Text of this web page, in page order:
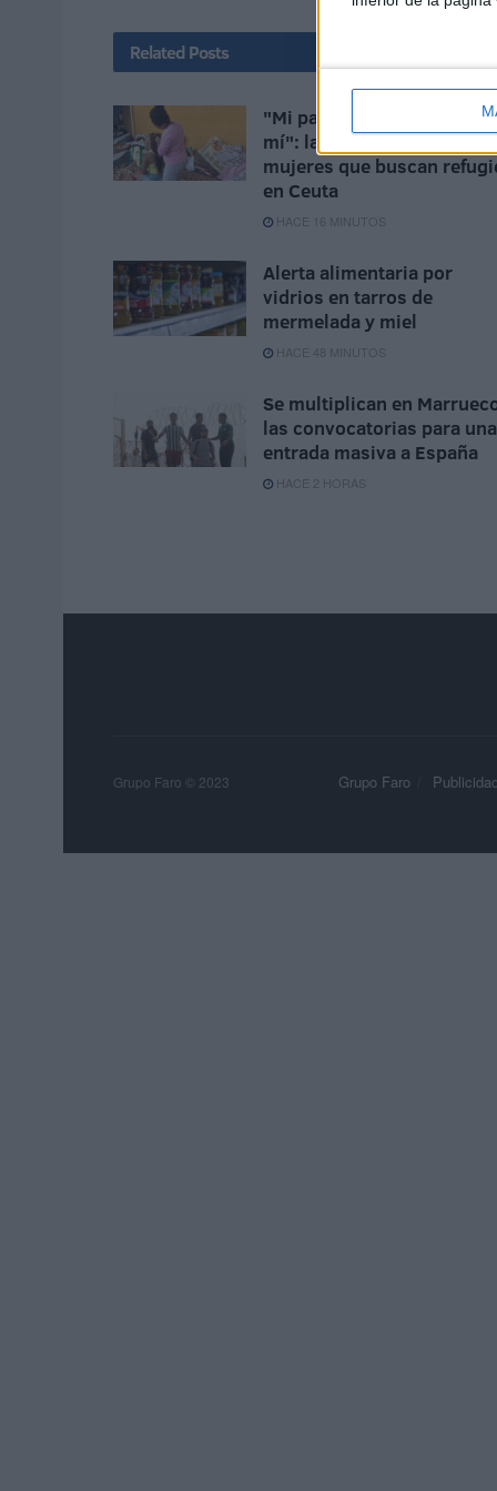
Related Posts
"Mi padre quería abusar de
mí": la pesadilla de las
mujeres que buscan
en Ceuta
HACE 16 MINUTOS
Alerta alimentaria por
vidrios en tarros de
mermelada y miel
HACE 48 MINUTOS
Se multiplican en
las convocatorias para una
entrada masiva a España
HACE 2 HORAS
Grupo Faro Publicidad
Grupo Faro © 2023